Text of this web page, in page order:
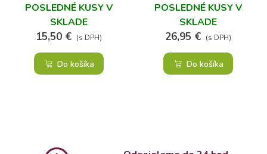
POSLEDNÉ KUSY V
SKLADE
15,50 € (s DPH)
Do košíka
POSLEDNÉ KUSY V
SKLADE
26,95 € (s DPH)
Do košíka